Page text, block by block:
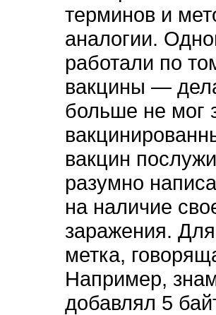
терминов и
аналогии.
работали по
вакцины —
больше не мог
вакцин
разумно
на наличие
заражения.
метка,
Например,
добавлял 5